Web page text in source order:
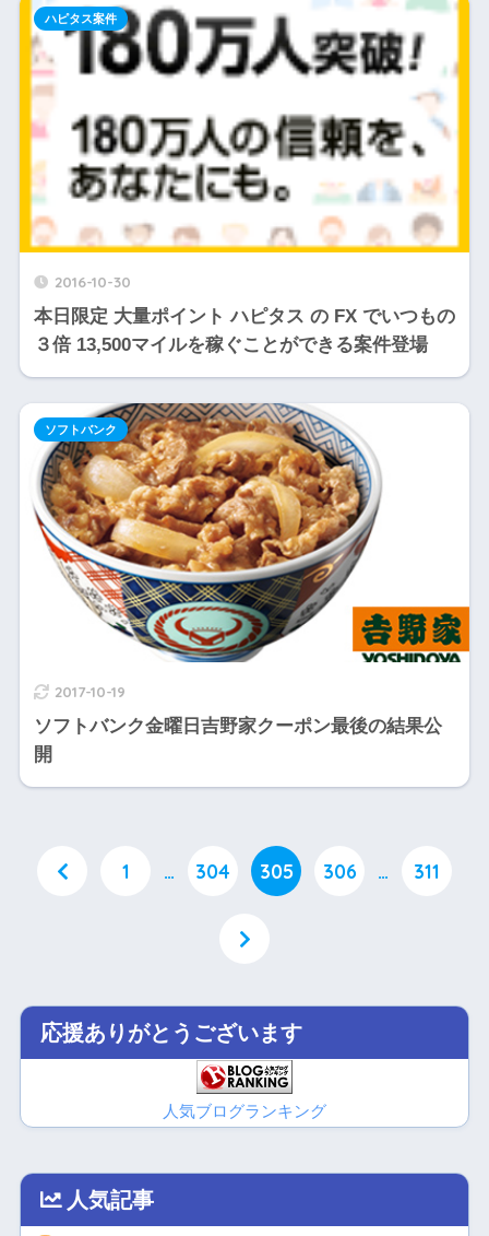
2016-10-30
本日限定 大量ポイント ハピタス の FX でいつもの
３倍 13,500マイルを稼ぐことができる案件登場
ハピタス案件
2017-10-19
ソフトバンク金曜日吉野家クーポン最後の結果公
開
ソフトバンク
1 … 304 305 306 … 311
応援ありがとうございます
人気ブログランキング
人気記事